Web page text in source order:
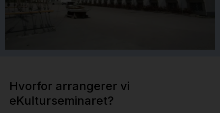
Hvorfor arrangerer vi
eKulturseminaret?